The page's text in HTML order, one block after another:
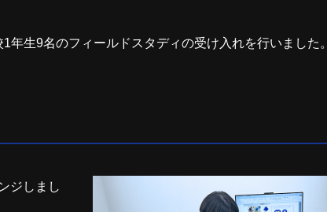
生9名のフィールドスタディの受け入れを行いました。
ジしまし